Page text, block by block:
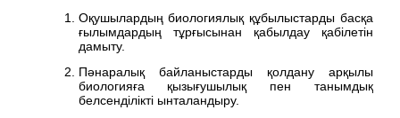
Оқушылардың биологиялық құбылыстарды басқа
ғылымдардың тұрғысынан қабылдау қабілетін
дамыту.
Пәнаралық байланыстарды қолдану арқылы
биологияға қызығушылық пен танымдық
белсенділікті ынталандыру.